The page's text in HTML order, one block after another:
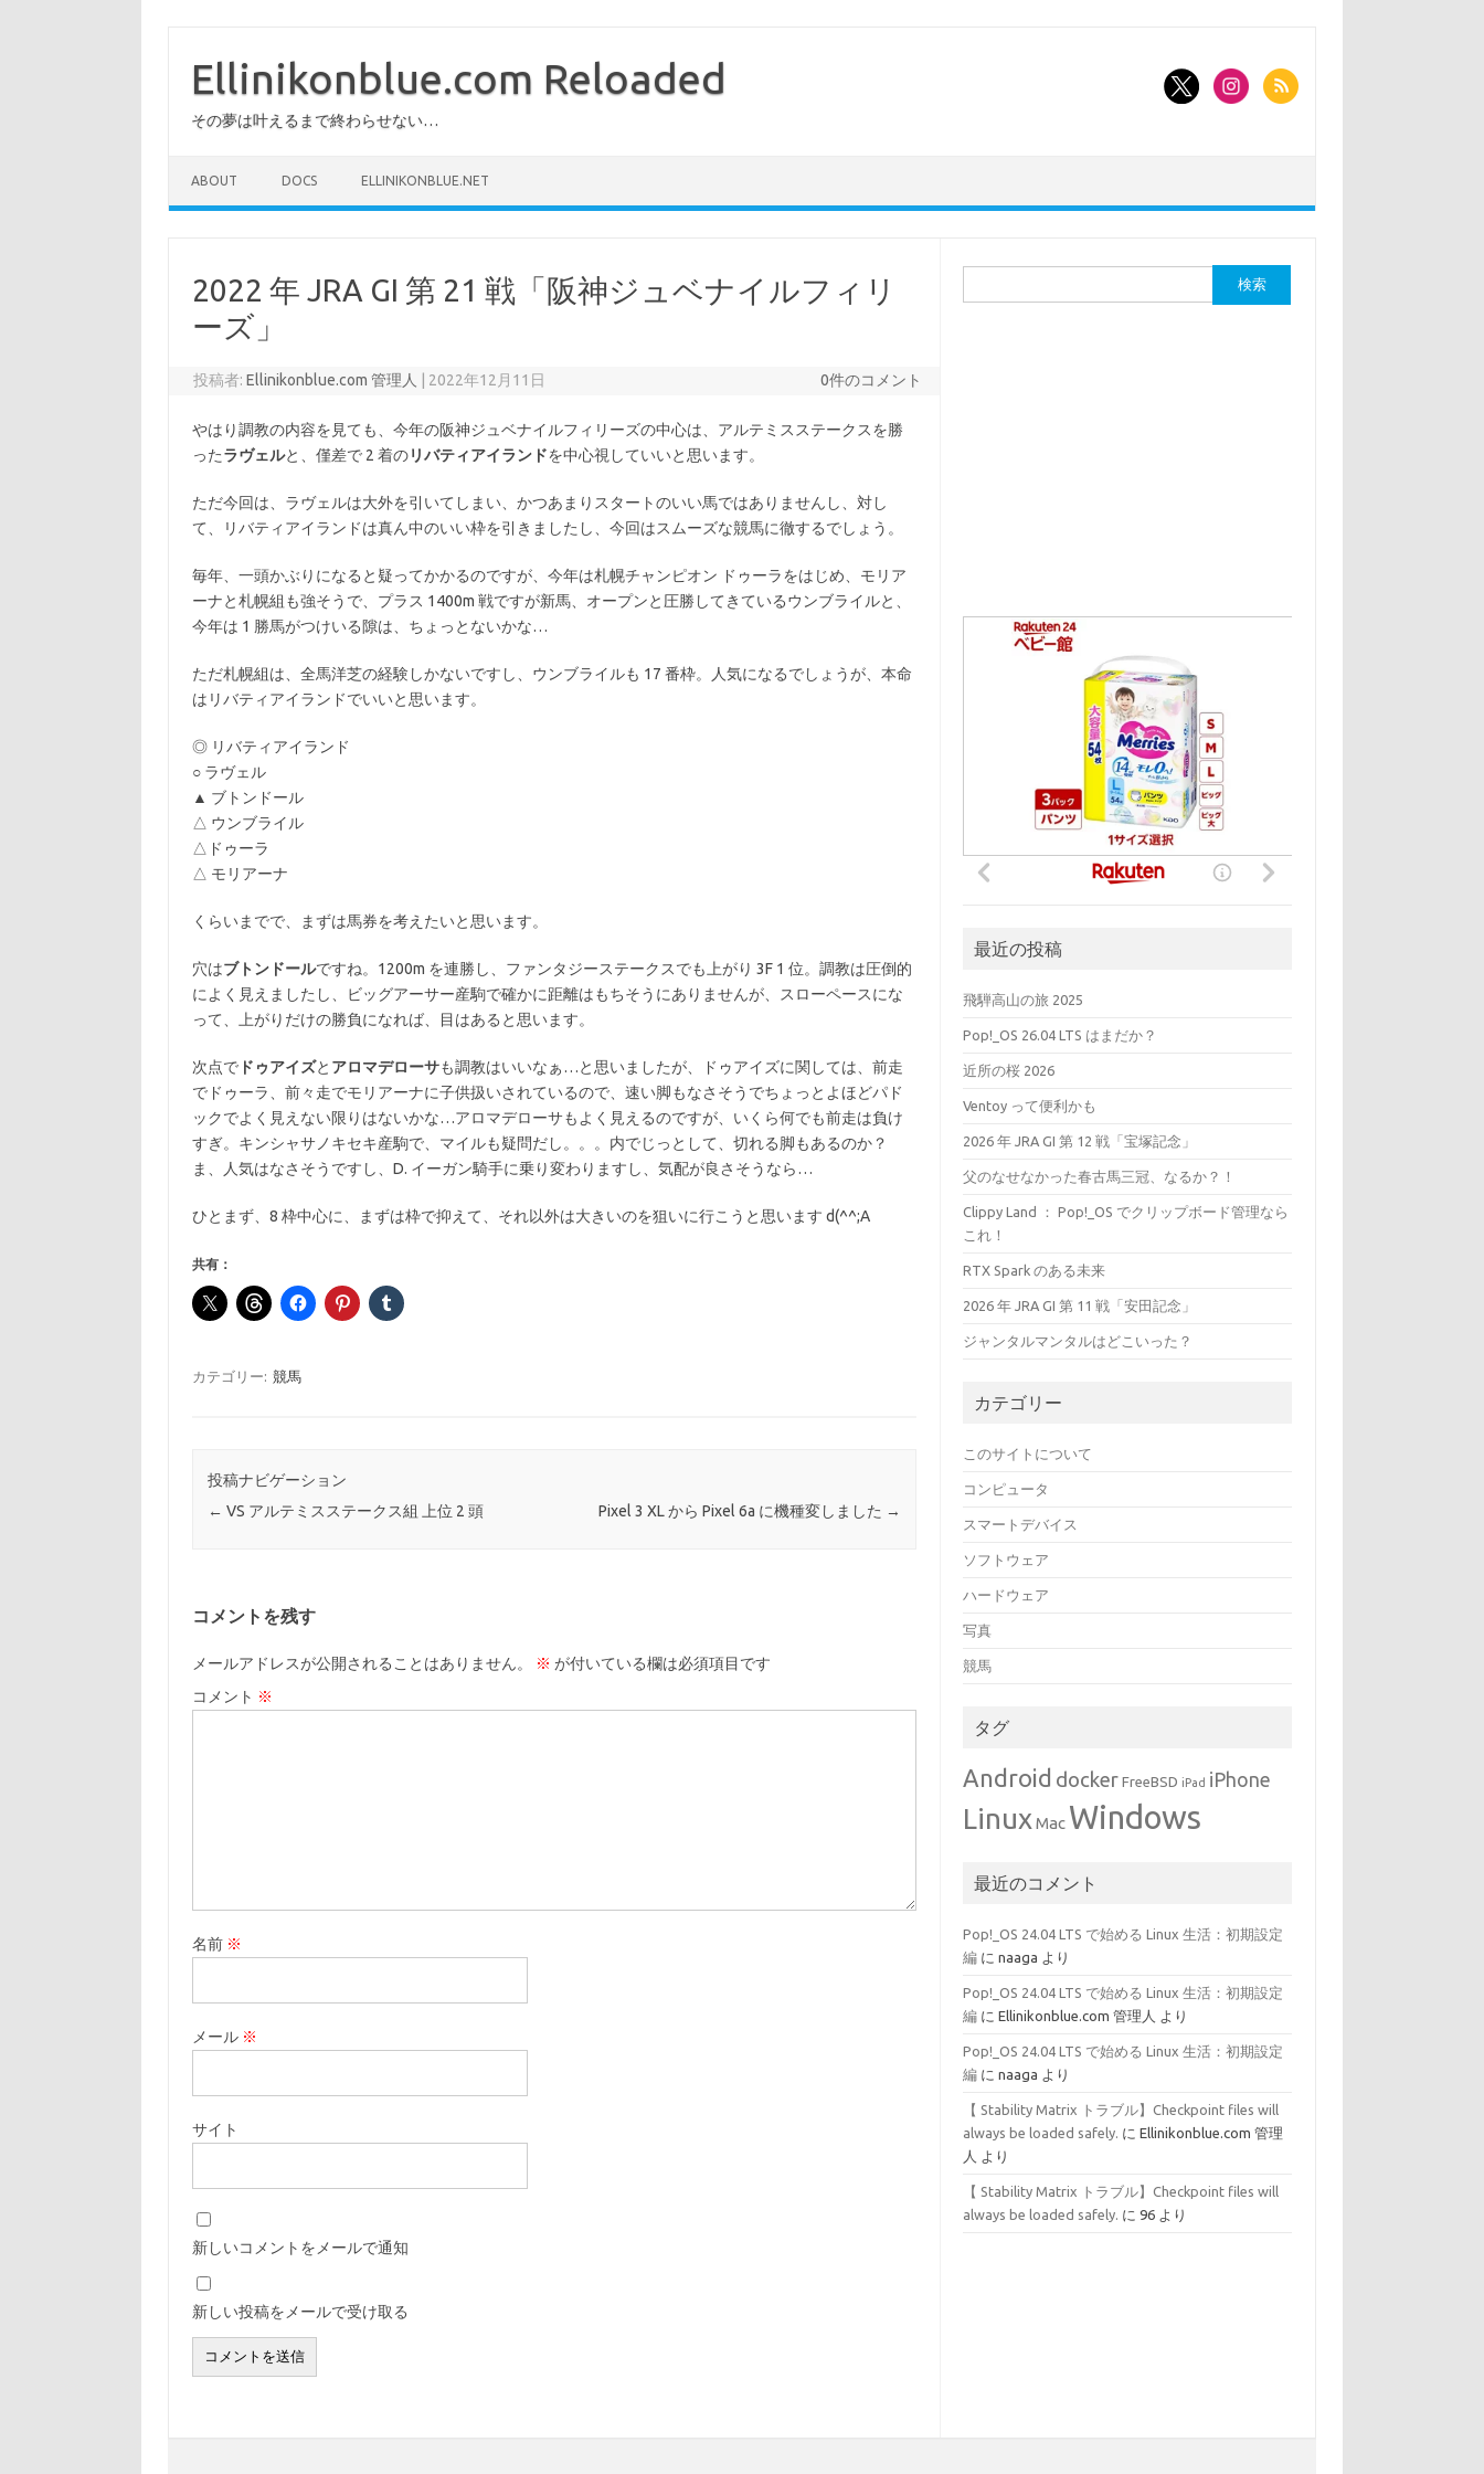
Ellinikonblue.com Reloaded
その夢は叶えるまで終わらせない…
ABOUT DOCS ELLINIKONBLUE.NET
2022 年 JRA GI 第 21 戦「阪神ジュベナイルフィリ
ーズ」
投稿者:Ellinikonblue.com 管理人 2022年12月11日 0件のコメント
やはり調教の内容を見ても、今年の阪神ジュベナイルフィリーズの中心は、アルテミスステークスを勝
ったラヴェルと、僅差で 2 着のリバティアイランドを中心視していいと思います。
ただ今回は、ラヴェルは大外を引いてしまい、かつあまりスタートのいい馬ではありませんし、対し
て、リバティアイランドは真ん中のいい枠を引きましたし、今回はスムーズな競馬に徹するでしょう。
毎年、一頭かぶりになると疑ってかかるのですが、今年は札幌チャンピオン ドゥーラをはじめ、モリア
ーナと札幌組も強そうで、プラス 1400m 戦ですが新馬、オープンと圧勝してきているウンブライルと、
今年は 1 勝馬がつけいる隙は、ちょっとないかな…
ただ札幌組は、全馬洋芝の経験しかないですし、ウンブライルも 17 番枠。人気になるでしょうが、本命
はリバティアイランドでいいと思います。
◎ リバティアイランド
○ ラヴェル
▲ ブトンドール
△ ウンブライル
△ドゥーラ
△ モリアーナ
くらいまでで、まずは馬券を考えたいと思います。
穴はブトンドールですね。1200m を連勝し、ファンタジーステークスでも上がり 3F 1 位。調教は圧倒的
によく見えましたし、ビッグアーサー産駒で確かに距離はもちそうにありませんが、スローペースにな
って、上がりだけの勝負になれば、目はあると思います。
次点でドゥアイズと アロマデローサも調教はいいなぁ…と思いましたが、ドゥアイズに関しては、前走
でドゥーラ、前々走でモリアーナに子供扱いされているので、速い脚もなさそうでちょっとよほどパド
ックでよく見えない限りはないかな…アロマデローサもよく見えるのですが、いくら何でも前走は負け
すぎ。キンシャサノキセキ産駒で、マイルも疑問だし。。。内でじっとして、切れる脚もあるのか？
ま、人気はなさそうですし、D. イーガン騎手に乗り変わりますし、気配が良さそうなら…
ひとまず、8 枠中心に、まずは枠で抑えて、それ以外は大きいのを狙いに行こうと思います d(^^;A
共有：
カテゴリー: 競馬
投稿ナビゲーション
← VS アルテミスステークス組 上位 2 頭 Pixel 3 XL から Pixel 6a に機種変しました →
コメントを残す
メールアドレスが公開されることはありません。 ※ が付いている欄は必須項目です
コメント ※
名前 ※
メール ※
サイト
新しいコメントをメールで通知
新しい投稿をメールで受け取る
索:
最近の投稿
飛騨高山の旅 2025
Pop!_OS 26.04 LTS はまだか？
近所の桜 2026
Ventoy って便利かも
2026 年 JRA GI 第 12 戦「宝塚記念」
父のなせなかった春古馬三冠、なるか？！
Clippy Land ： Pop!_OS でクリップボード管理なら
これ！
RTX Spark のある未来
2026 年 JRA GI 第 11 戦「安田記念」
ジャンタルマンタルはどこいった？
カテゴリー
このサイトについて
コンピュータ
スマートデバイス
ソフトウェア
ハードウェア
写真
競馬
タグ
Android docker FreeBSD iPad iPhone
Linux Mac Windows
最近のコメント
Pop!_OS 24.04 LTS で始める Linux 生活：初期設定
編 にnaaga より
Pop!_OS 24.04 LTS で始める Linux 生活：初期設定
編 にEllinikonblue.com 管理人 より
Pop!_OS 24.04 LTS で始める Linux 生活：初期設定
編 にnaaga より
【 Stability Matrix トラブル】Checkpoint files will
always be loaded safely. にEllinikonblue.com 管理
人 より
【 Stability Matrix トラブル】Checkpoint files will
always be loaded safely. に96 より